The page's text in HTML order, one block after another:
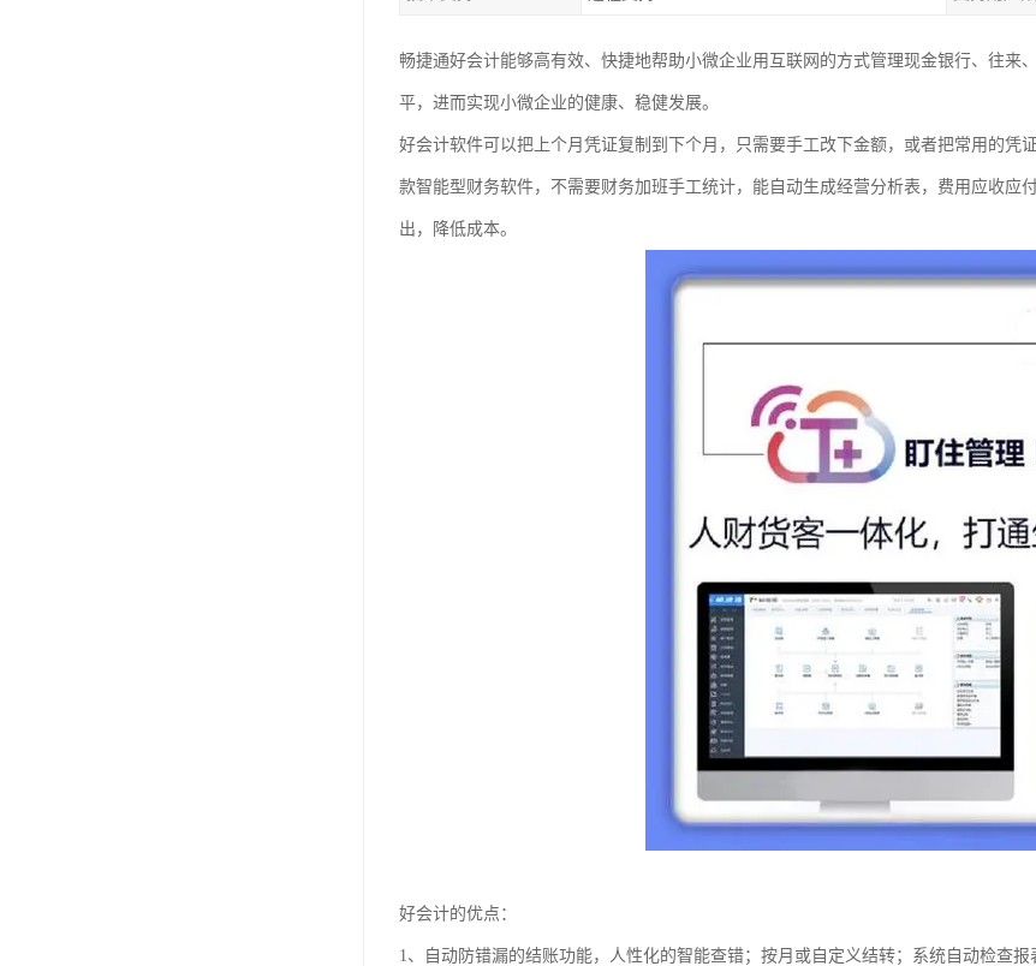
畅捷通好会计能够高有效、快捷地帮助小微企业用互联网的方式管理现金银行、往来
平，进而实现小微企业的健康、稳健发展。
好会计软件可以把上个月凭证复制到下个月，只需要手工改下金额，或者把常用的凭
款智能型财务软件，不需要财务加班手工统计，能自动生成经营分析表，费用应收应
出，降低成本。
好会计的优点：
1、自动防错漏的结账功能，人性化的智能查错；按月或自定义结转；系统自动检查报